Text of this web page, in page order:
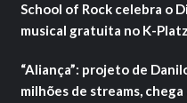
School of Rock celebra o
musical gratuita no K-Platz
“Aliança”: projeto de
milhões de streams,